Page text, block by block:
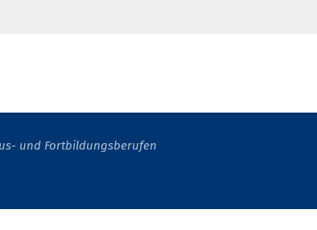
und Fortbildungsberufen